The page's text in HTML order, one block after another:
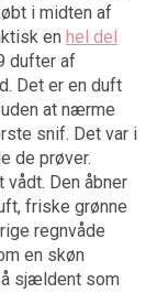
i midten af
en hel del
dufter af
Det er en duft
at nærme
snif. Det var i
de prøver.
Den åbner
friske grønne
regnvåde
en skøn
sjældent som